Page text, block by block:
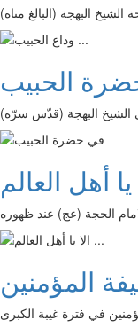
البهجة (البالغ مناه)
الحبيب
الشيخ البهجة (قدّس سرّه)
الحجة (عج) عند ظهوره
المؤمنين
في فترة غيبة الكبرى